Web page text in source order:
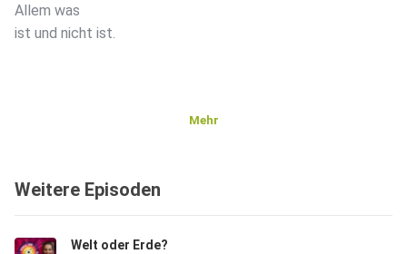
Allem was
ist und nicht ist.
Mehr
Weitere Episoden
Welt oder Erde?